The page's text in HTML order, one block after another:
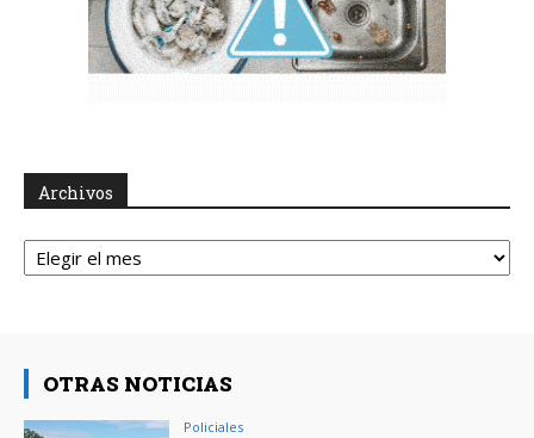
Archivos
Archivos
OTRAS NOTICIAS
Policiales